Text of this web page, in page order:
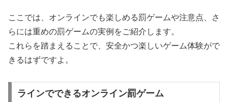
ここでは、オンラインでも楽しめる罰ゲームや注意点、さ
らには重めの罰ゲームの実例をご紹介します。
これらを踏まえることで、安全かつ楽しいゲーム体験がで
きるはずですよ。
ラインでできるオンライン罰ゲーム